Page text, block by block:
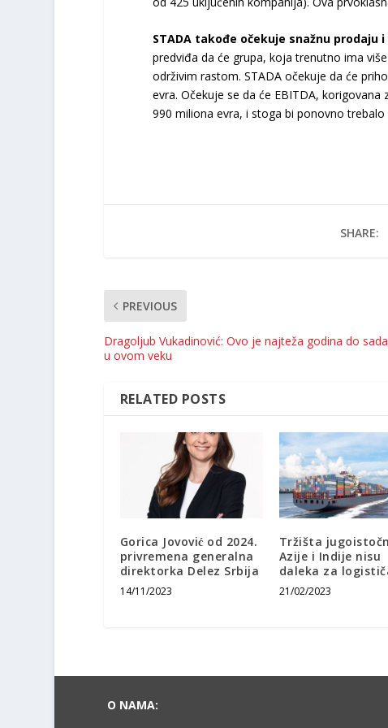
STADA takođe očekuje snažnu prodaju
predviđa da će grupa, koja trenutno ima
održivim rastom. STADA očekuje da će
evra. Očekuje se da će EBITDA,
990 miliona evra, i stoga bi ponovno
SHARE:
PREVIOUS
Dragoljub Vukadinović: Ovo je najteža godina do
u ovom veku
RELATED POSTS
Gorica Jovović od 2024.
privremena generalna
direktorka Delez Srbija
14/11/2023
Tržišta
Azije i Indije nisu
daleka za
21/02/2023
O NAMA: